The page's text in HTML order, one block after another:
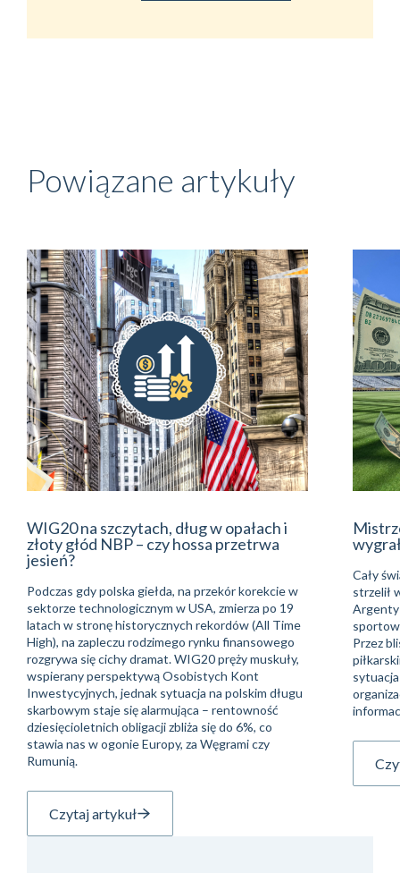
Powiązane artykuły
WIG20 na szczytach, dług w opałach i
złoty głód NBP – czy hossa przetrwa
jesień?
Podczas gdy polska giełda, na przekór korekcie w
sektorze technologicznym w USA, zmierza po 19
latach w stronę historycznych rekordów (All Time
High), na zapleczu rodzimego rynku finansowego
rozgrywa się cichy dramat. WIG20 pręży muskuły,
wspierany perspektywą Osobistych Kont
Inwestycyjnych, jednak sytuacja na polskim długu
skarbowym staje się alarmująca – rentowność
dziesięcioletnich obligacji zbliża się do 6%, co
stawia nas w ogonie Europy, za Węgrami czy
Rumunią.
Czytaj artykuł
Cały
strzelił
Przez